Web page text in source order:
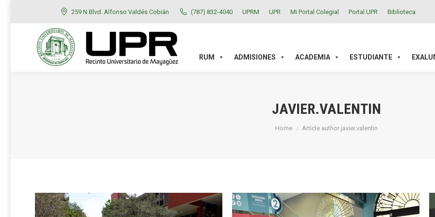
259 N Blvd. Alfonso Valdés Cobián (787) 832-4040 UPRM UPR Mi Portal Colegial Portal UPR Biblioteca
RUM ADMISIONES ACADEMIA ESTUDIANTE
JAVIER.VALENTIN
You are here:
Home Article author javier.valentin
RUM ADMISIONES